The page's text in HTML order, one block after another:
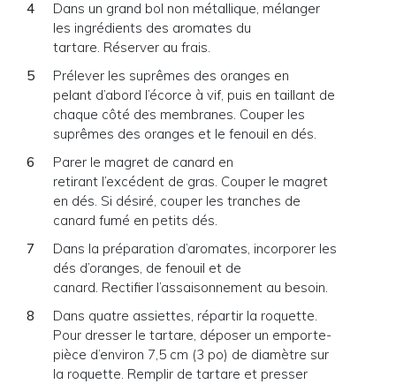
Dans un grand bol non métallique, mélanger
les ingrédients des aromates du
tartare. Réserver au frais.
Prélever les suprêmes des oranges en
pelant d’abord l’écorce à vif, puis en taillant de
chaque côté des membranes. Couper les
suprêmes des oranges et le fenouil en dés.
Parer le magret de canard en
retirant l’excédent de gras. Couper le magret
en dés. Si désiré, couper les tranches de
canard fumé en petits dés.
Dans la préparation d’aromates, incorporer les
dés d’oranges, de fenouil et de
canard. Rectifier l’assaisonnement au besoin.
Dans quatre assiettes, répartir la roquette.
Pour dresser le tartare, déposer un emporte-
pièce d’environ 7,5 cm (3 po) de diamètre sur
la roquette. Remplir de tartare et presser